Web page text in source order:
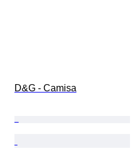
D&G - Camisa